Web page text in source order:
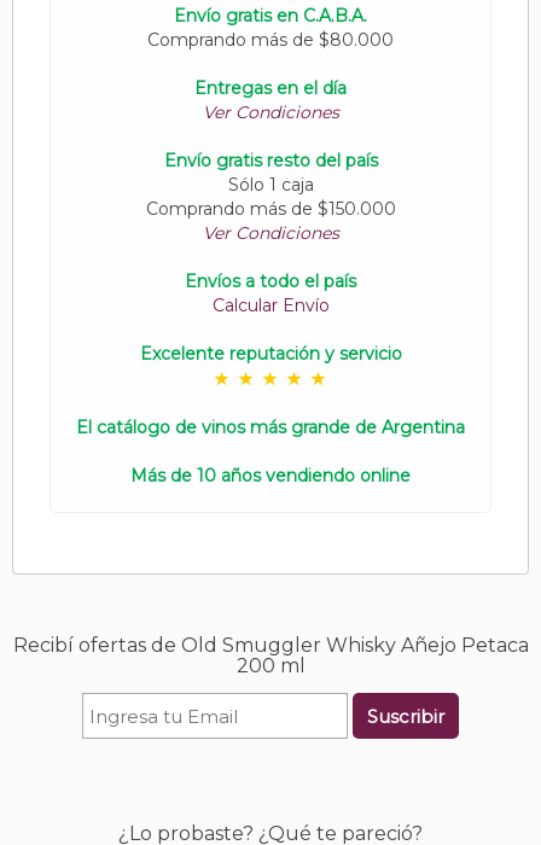
Envío gratis en C.A.B.A.
Comprando más de $80.000
Entregas en el día
Ver Condiciones
Envío gratis resto del país
Sólo 1 caja
Comprando más de $150.000
Ver Condiciones
Envíos a todo el país
Calcular Envío
Excelente reputación y servicio
El catálogo de vinos más grande de Argentina
Más de 10 años vendiendo online
Recibí ofertas de Old Smuggler Whisky Añejo Petaca
200 ml
Suscribir
¿Lo probaste? ¿Qué te pareció?